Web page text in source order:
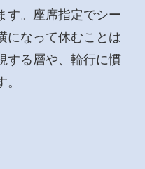
す。座席指定でシー
になって休むことは
する層や、輪行に慣